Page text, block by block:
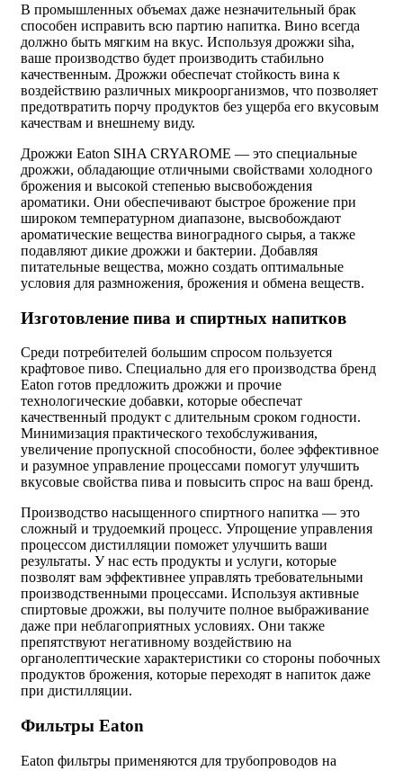
В промышленных объемах даже незначительный брак
способен исправить всю партию напитка. Вино всегда
должно быть мягким на вкус. Используя дрожжи siha,
ваше производство будет производить стабильно
качественным. Дрожжи обеспечат стойкость вина к
воздействию различных микроорганизмов, что позволяет
предотвратить порчу продуктов без ущерба его вкусовым
качествам и внешнему виду.
Дрожжи Eaton SIHA CRYAROME — это специальные
дрожжи, обладающие отличными свойствами холодного
брожения и высокой степенью высвобождения
ароматики. Они обеспечивают быстрое брожение при
широком температурном диапазоне, высвобождают
ароматические вещества виноградного сырья, а также
подавляют дикие дрожжи и бактерии. Добавляя
питательные вещества, можно создать оптимальные
условия для размножения, брожения и обмена веществ.
Изготовление пива и спиртных напитков
Среди потребителей большим спросом пользуется
крафтовое пиво. Специально для его производства бренд
Eaton готов предложить дрожжи и прочие
технологические добавки, которые обеспечат
качественный продукт с длительным сроком годности.
Минимизация практического техобслуживания,
увеличение пропускной способности, более эффективное
и разумное управление процессами помогут улучшить
вкусовые свойства пива и повысить спрос на ваш бренд.
Производство насыщенного спиртного напитка — это
сложный и трудоемкий процесс. Упрощение управления
процессом дистилляции поможет улучшить ваши
результаты. У нас есть продукты и услуги, которые
позволят вам эффективнее управлять требовательными
производственными процессами. Используя активные
спиртовые дрожжи, вы получите полное выбраживание
даже при неблагоприятных условиях. Они также
препятствуют негативному воздействию на
органолептические характеристики со стороны побочных
продуктов брожения, которые переходят в напиток даже
при дистилляции.
Фильтры Eaton
Eaton фильтры применяются для трубопроводов на